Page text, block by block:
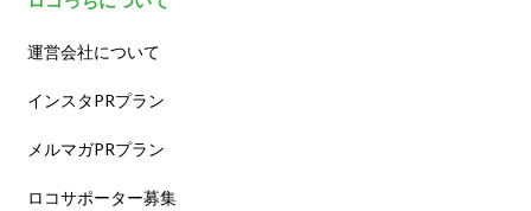
運営会社について
インスタPRプラン
メルマガPRプラン
ロコサポーター募集